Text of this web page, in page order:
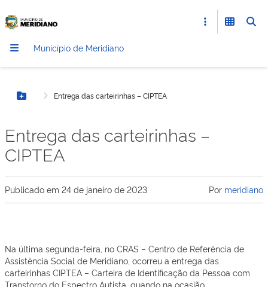
Município de Meridiano
Botão MenuEntrega das carteirinhas – CIPTEA
Entrega das carteirinhas –
CIPTEA
Publicado em 24 de janeiro de 2023 Por meridiano
Na última segunda-feira, no CRAS – Centro de Referência de
Assistência Social de Meridiano, ocorreu a entrega das
carteirinhas CIPTEA – Carteira de Identificação da Pessoa com
Transtorno do Espectro Autista, quando na ocasião